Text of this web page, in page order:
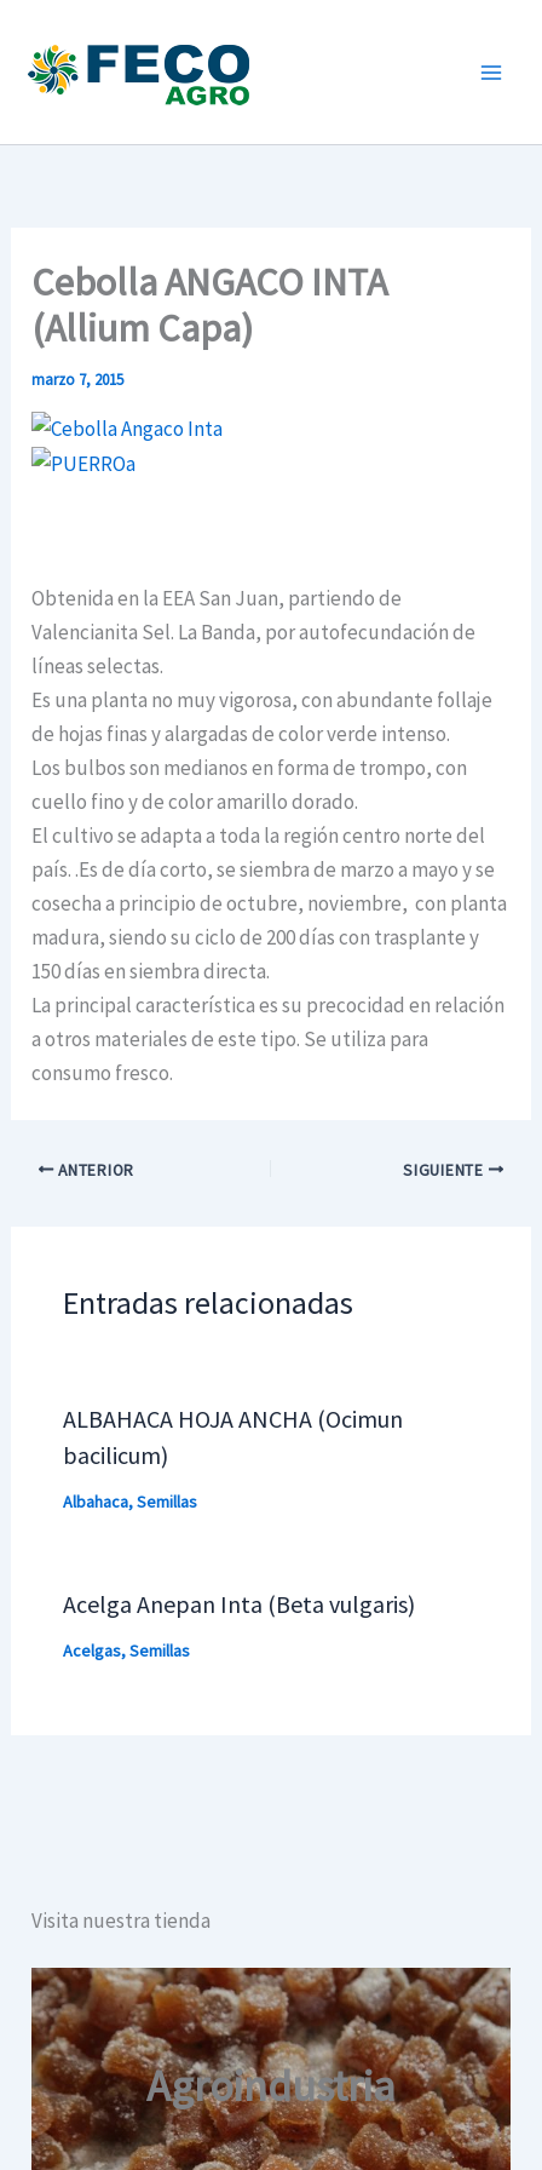
contenido
Cebolla ANGACO INTA
(Allium Capa)
marzo 7, 2015
Obtenida en la EEA San Juan, partiendo de
Valencianita Sel. La Banda, por autofecundación de
líneas selectas.
Es una planta no muy vigorosa, con abundante follaje
de hojas finas y alargadas de color verde intenso.
Los bulbos son medianos en forma de trompo, con
cuello fino y de color amarillo dorado.
El cultivo se adapta a toda la región centro norte del
país. .Es de día corto, se siembra de marzo a mayo y se
cosecha a principio de octubre, noviembre, con planta
madura, siendo su ciclo de 200 días con trasplante y
150 días en siembra directa.
La principal característica es su precocidad en relación
a otros materiales de este tipo. Se utiliza para
consumo fresco.
ANTERIOR SIGUIENTE
Entradas relacionadas
ALBAHACA HOJA ANCHA (Ocimun
bacilicum)
Albahaca,Semillas
Acelga Anepan Inta (Beta vulgaris)
Acelgas,Semillas
Visita nuestra tienda
Agroindustria